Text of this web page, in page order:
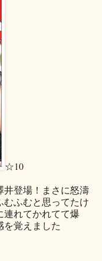
☆10
井登場！まさに怒濤
ふむと思ってたけ
連れてかれてて爆
覚えました